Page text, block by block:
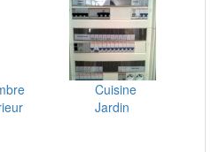
Cuisine
Jardin